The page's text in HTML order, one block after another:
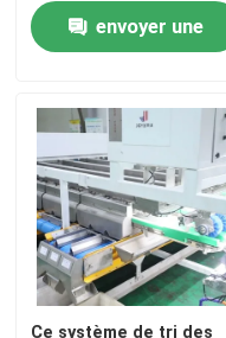
Visite d'usine
Contactez-nous
Nouvelles
Trieuse de dates
réel, permettant un tri
sans danger pour les
classement traçables à
280~360 kg/h
envoyer une
Ce système de tri des